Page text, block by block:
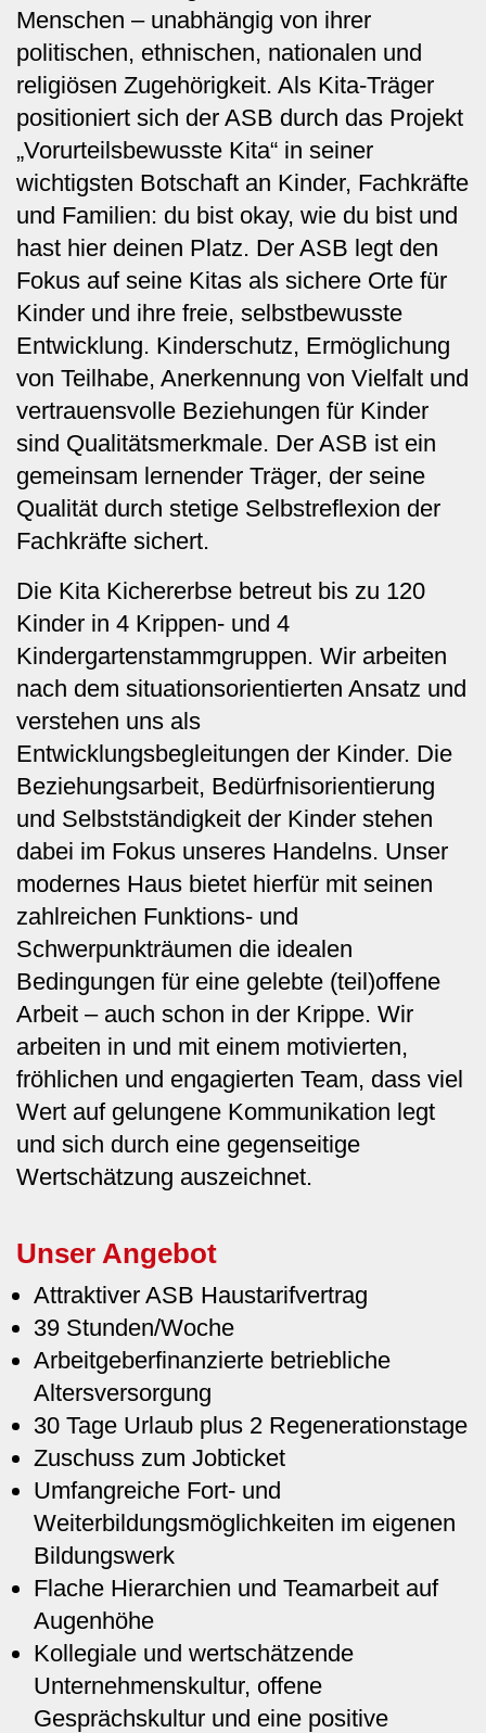
Menschen – unabhängig von ihrer
politischen, ethnischen, nationalen und
religiösen Zugehörigkeit. Als Kita-Träger
positioniert sich der ASB durch das Projekt
„Vorurteilsbewusste Kita“ in seiner
wichtigsten Botschaft an Kinder, Fachkräfte
und Familien: du bist okay, wie du bist und
hast hier deinen Platz. Der ASB legt den
Fokus auf seine Kitas als sichere Orte für
Kinder und ihre freie, selbstbewusste
Entwicklung. Kinderschutz, Ermöglichung
von Teilhabe, Anerkennung von Vielfalt und
vertrauensvolle Beziehungen für Kinder
sind Qualitätsmerkmale. Der ASB ist ein
gemeinsam lernender Träger, der seine
Qualität durch stetige Selbstreflexion der
Fachkräfte sichert.
Die Kita Kichererbse betreut bis zu 120
Kinder in 4 Krippen- und 4
Kindergartenstammgruppen. Wir arbeiten
nach dem situationsorientierten Ansatz und
verstehen uns als
Entwicklungsbegleitungen der Kinder. Die
Beziehungsarbeit, Bedürfnisorientierung
und Selbstständigkeit der Kinder stehen
dabei im Fokus unseres Handelns. Unser
modernes Haus bietet hierfür mit seinen
zahlreichen Funktions- und
Schwerpunkträumen die idealen
Bedingungen für eine gelebte (teil)offene
Arbeit – auch schon in der Krippe. Wir
arbeiten in und mit einem motivierten,
fröhlichen und engagierten Team, dass viel
Wert auf gelungene Kommunikation legt
und sich durch eine gegenseitige
Wertschätzung auszeichnet.
Unser Angebot
Attraktiver ASB Haustarifvertrag
39 Stunden/Woche
Arbeitgeberfinanzierte betriebliche
Altersversorgung
30 Tage Urlaub plus 2 Regenerationstage
Zuschuss zum Jobticket
Umfangreiche Fort- und
Weiterbildungsmöglichkeiten im eigenen
Bildungswerk
Flache Hierarchien und Teamarbeit auf
Augenhöhe
Kollegiale und wertschätzende
Unternehmenskultur, offene
Gesprächskultur und eine positive